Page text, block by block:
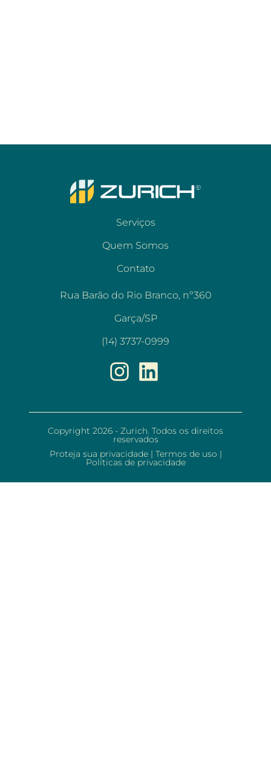
Serviços
Quem Somos
Contato
Rua Barão do Rio Branco, nº360
Garça/SP
(14) 3737-0999
Copyright 2026 - Zurich. Todos os direitos
reservados
Proteja sua privacidade | Termos de uso |
Políticas de privacidade